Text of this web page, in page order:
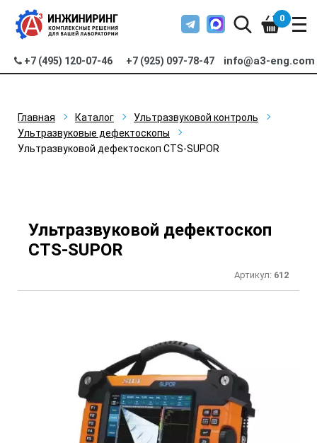
+7 (495) 120-07-46 +7 (925) 097-78-47 info@a3-eng.com
0
Главная Каталог
Ультразвуковой контроль
Ультразвуковые дефектоскопы
Ультразвуковой дефектоскоп CTS-SUPOR
Ультразвуковой дефектоскоп
CTS-SUPOR
Артикул: 612